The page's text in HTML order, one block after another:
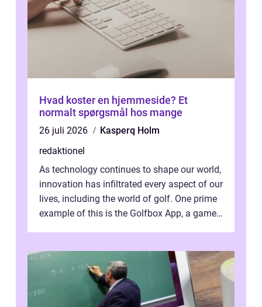
Hvad koster en hjemmeside? Et
normalt spørgsmål hos mange
26 juli 2026
Kasperq Holm
redaktionel
As technology continues to shape our world,
innovation has infiltrated every aspect of our
lives, including the world of golf. One prime
example of this is the Golfbox App, a game-